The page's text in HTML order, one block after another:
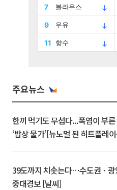
주요뉴스
한끼 먹기도 무섭다...폭염이 부
‘밥상 물가’[뉴노멀 된 히트플레
39도까지 치솟는다⋯수도권ㆍ광
중대경보 [날씨]